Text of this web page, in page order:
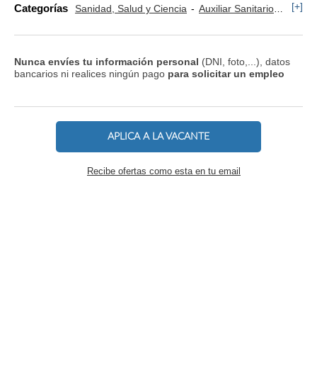
Categorías Sanidad, Salud y Ciencia Auxiliar Sanitario [+]
Nunca envíes tu información personal (DNI, foto,...), datos
bancarios ni realices ningún pago para solicitar un empleo
APLICA A LA VACANTE
Recibe ofertas como esta en tu email